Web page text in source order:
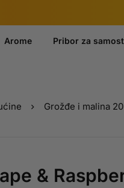
Arome Pribor za
Grožđe i malina
&